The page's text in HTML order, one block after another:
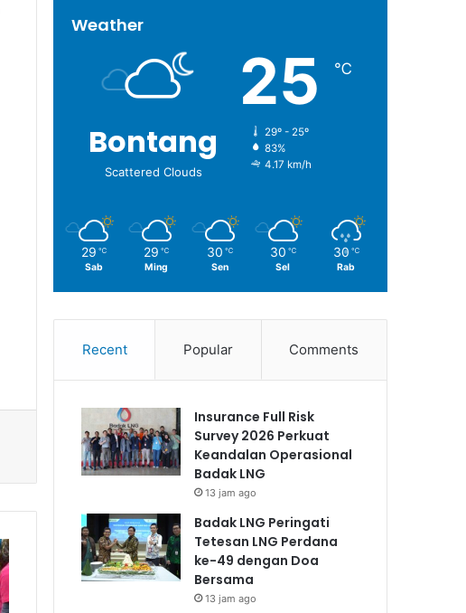
Weather
Bontang
Scattered Clouds
25 ℃
29º - 25º
83%
4.17 km/h
29 ℃
Sab
29 ℃
Ming
30 ℃
Sen
30 ℃
Sel
30 ℃
Rab
Recent Popular Comments
Insurance Full Risk
Survey 2026 Perkuat
Keandalan Operasional
Badak LNG
13 jam ago
Badak LNG Peringati
Tetesan LNG Perdana
ke-49 dengan Doa
Bersama
13 jam ago